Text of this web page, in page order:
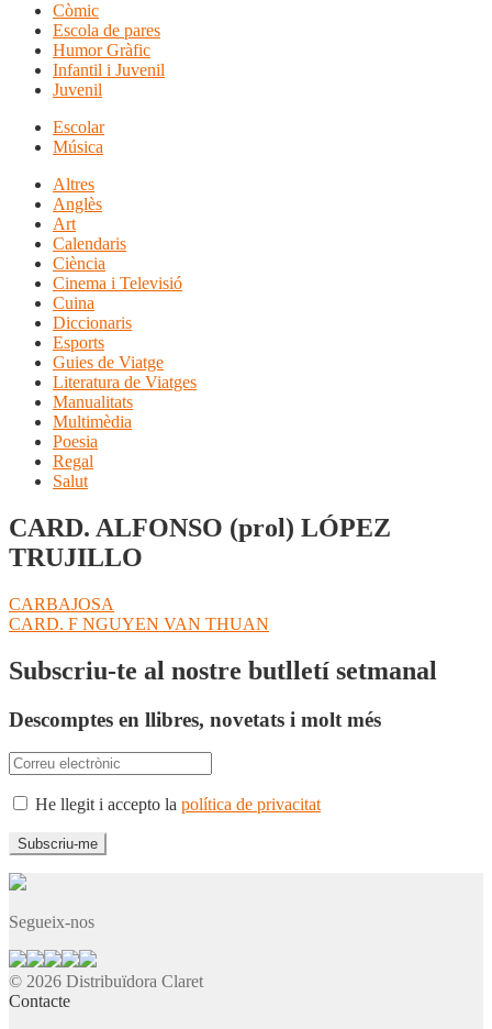
Còmic
Escola de pares
Humor Gràfic
Infantil i Juvenil
Juvenil
Escolar
Música
Altres
Anglès
Art
Calendaris
Ciència
Cinema i Televisió
Cuina
Diccionaris
Esports
Guies de Viatge
Literatura de Viatges
Manualitats
Multimèdia
Poesia
Regal
Salut
CARD. ALFONSO (prol) LÓPEZ
TRUJILLO
Navegació
d'entrades
Entrada
anterior:
CARBAJOSA
Pròxima
CARD. F NGUYEN VAN THUAN
Subscriu-te al nostre butlletí setmanal
Descomptes en llibres, novetats i molt més
He llegit i accepto la política de privacitat
Segueix-nos
© 2026 Distribuïdora Claret
Contacte